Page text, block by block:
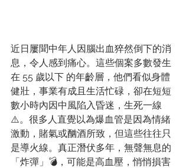
近日屢聞中年人因腦出血猝然倒下的消
息，令人感到痛心。這些個案多數發生
在 55 歲以下 的年齡層，他們看似身體
健壯，事業有成且生活忙碌，卻在短短
數小時內因中風陷入昏迷，生死一線
⚠️。很多人直覺以為爆血管是因為情緒
激動，賭氣或酗酒所致，但這些往往只
是導火線。真正潛伏多年，無聲無息的
「炸彈」💣，可能是高血壓，悄悄損害